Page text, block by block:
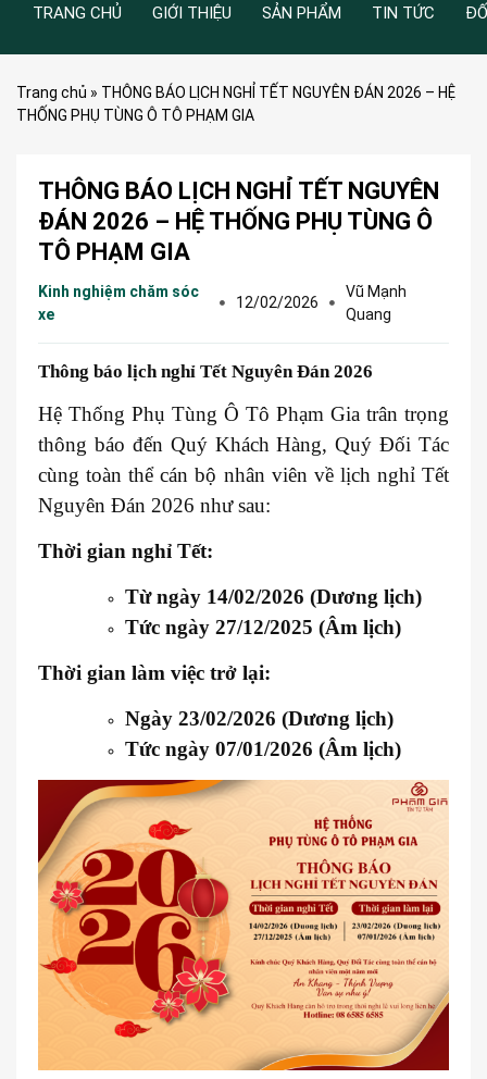
TRANG CHỦ GIỚI THIỆU SẢN PHẨM TIN TỨC
Trang chủ » THÔNG BÁO LỊCH NGHỈ TẾT NGUYÊN ĐÁN 2026 – HỆ
THỐNG PHỤ TÙNG Ô TÔ PHẠM GIA
THÔNG BÁO LỊCH NGHỈ TẾT NGUYÊN
ĐÁN 2026 – HỆ THỐNG PHỤ TÙNG Ô
TÔ PHẠM GIA
Kinh nghiệm chăm sóc
xe
12/02/2026
Vũ Mạnh
Quang
Thông báo lịch nghỉ Tết Nguyên Đán 2026
Hệ Thống Phụ Tùng Ô Tô Phạm Gia trân trọng
thông báo đến Quý Khách Hàng, Quý Đối Tác
cùng toàn thể cán bộ nhân viên về lịch nghỉ Tết
Nguyên Đán 2026 như sau:
Thời gian nghỉ Tết:
Từ ngày 14/02/2026 (Dương lịch)
Tức ngày 27/12/2025 (Âm lịch)
Thời gian làm việc trở lại:
Ngày 23/02/2026 (Dương lịch)
Tức ngày 07/01/2026 (Âm lịch)